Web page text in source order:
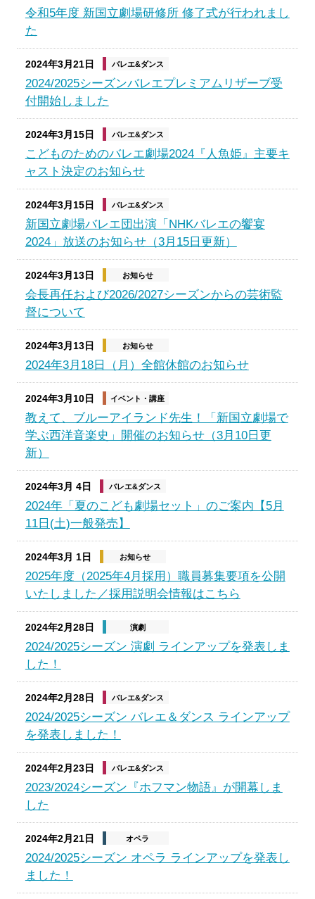
令和5年度 新国立劇場研修所 修了式が行われまし
た
2024年3月21日 バレエ&ダンス
2024/2025シーズンバレエプレミアムリザーブ受
付開始しました
2024年3月15日 バレエ&ダンス
こどものためのバレエ劇場2024『人魚姫』主要キ
ャスト決定のお知らせ
2024年3月15日 バレエ&ダンス
新国立劇場バレエ団出演「NHKバレエの饗宴
2024」放送のお知らせ（3月15日更新）
2024年3月13日 お知らせ
会長再任および2026/2027シーズンからの芸術監
督について
2024年3月13日 お知らせ
2024年3月18日（月）全館休館のお知らせ
2024年3月10日 イベント・講座
教えて、ブルーアイランド先生！「新国立劇場で
学ぶ西洋音楽史」開催のお知らせ（3月10日更
新）
2024年3月 4日 バレエ&ダンス
2024年「夏のこども劇場セット」のご案内【5月
11日(土)一般発売】
2024年3月 1日 お知らせ
2025年度（2025年4月採用）職員募集要項を公開
いたしました／採用説明会情報はこちら
2024年2月28日 演劇
2024/2025シーズン 演劇 ラインアップを発表しま
した！
2024年2月28日 バレエ&ダンス
2024/2025シーズン バレエ＆ダンス ラインアップ
を発表しました！
2024年2月23日 バレエ&ダンス
2023/2024シーズン『ホフマン物語』が開幕しま
した
2024年2月21日 オペラ
2024/2025シーズン オペラ ラインアップを発表し
ました！